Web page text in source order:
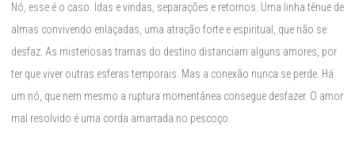
Nó, esse é o caso. Idas e vindas, separações e retornos. Uma linha tênue de
almas convivendo enlaçadas, uma atração forte e espiritual, que não se
desfaz. As misteriosas tramas do destino distanciam alguns amores, por
ter que viver outras esferas temporais. Mas a conexão nunca se perde. Há
um nó, que nem mesmo a ruptura momentânea consegue desfazer. O amor
mal resolvido é uma corda amarrada no pescoço.